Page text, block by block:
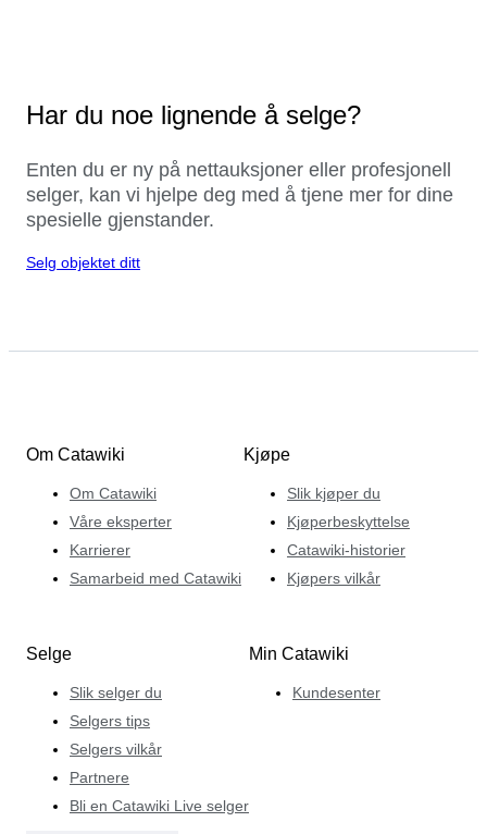
Har du noe lignende å selge?
Enten du er ny på nettauksjoner eller profesjonell
selger, kan vi hjelpe deg med å tjene mer for dine
spesielle gjenstander.
Selg objektet ditt
Om Catawiki
Om Catawiki
Våre eksperter
Karrierer
Samarbeid med Catawiki
Kjøpe
Slik kjøper du
Kjøperbeskyttelse
Catawiki-historier
Kjøpers vilkår
Selge
Slik selger du
Selgers tips
Selgers vilkår
Partnere
Bli en Catawiki Live selger
Min Catawiki
Kundesenter